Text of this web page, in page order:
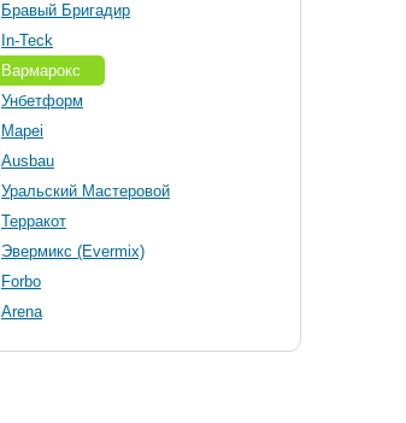
Бравый Бригадир
In-Teck
Вармарокс
Унбетформ
Mapei
Ausbau
Уральский Мастеровой
Терракот
Эвермикс (Evermix)
Forbo
Arena